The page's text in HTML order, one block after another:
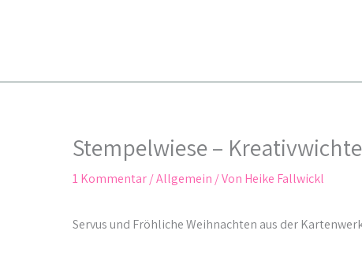
Stempelwiese –
1 Kommentar/Allgemein / Von Heike Fallwickl
Servus und Fröhliche Weihnachten aus der